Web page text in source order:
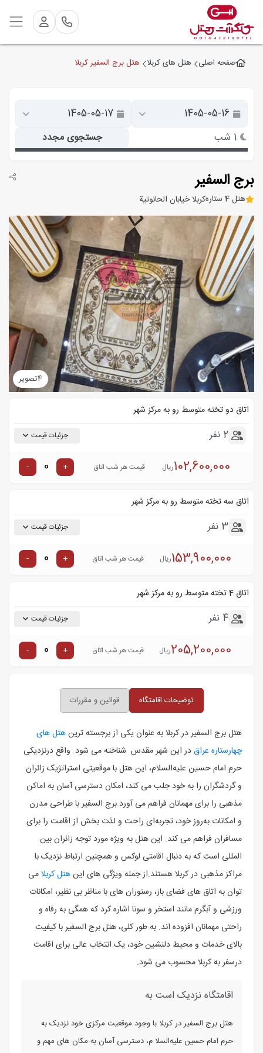
صفحه اصلی هتل های کربلا هتل برج السفیر کربلا
برج السفیر
هتل 4 ستاره کربلا خیابان الحانوتية
4تصویر
اتاق دو تخته متوسط رو به مرکز شهر
2 نفر جزئیات قیمت
102,600,000ریال قیمت هر شب اتاق +
-
اتاق سه تخته متوسط رو به مرکز شهر
3 نفر جزئیات قیمت
153,900,000ریال قیمت هر شب اتاق +
-
اتاق 4 تخته متوسط رو به مرکز شهر
4 نفر جزئیات قیمت
205,200,000ریال قیمت هر شب اتاق +
-
توضیحات اقامتگاه قوانین و مقررات
هتل برج السفیر در کربلا به عنوان یکی از برجسته‌ ترینهتل های
چهارستاره عراق در این شهر مقدس شناخته می‌ شود. واقع درنزدیکی
حرم امام حسین علیه‌السلام، این هتل با موقعیتی استراتژیک زائران
و گردشگران را به خود جلب می‌ کند، امکان دسترسی آسان به اماکن
مذهبی را برای مهمانان فراهم می‌ آورد.برج السفیر با طراحی مدرن
و امکانات به‌روز خود، تجربه‌ای راحت و لذت‌ بخش از اقامت را برای
مسافران فراهم می‌ کند. این هتل به ویژه مورد توجه زائران بین‌
المللی است که به دنبال اقامتی لوکس و همچنین ارتباط نزدیک با
مراکز مذهبی در کربلا هستند.از جمله ویژگی‌ های اینهتل کربلامی‌
توان به اتاق‌ های فضای باز، رستوران‌ های با مناظر بی‌ نظیر، امکانات
ورزشی و آبگرم مانند استخر و سونا اشاره کرد که همگی به رفاه و
راحتی مهمانان افزوده‌ اند. به‌ طور کلی، هتل برج السفیر با کیفیت
بالای خدمات و محیط دلنشین خود، یک انتخاب عالی برای اقامت
درسفر به کربلا محسوب می‌ شود.
اقامتگاه نزدیک است به
هتل برج السفیر در کربلا با وجود موقعیت مرکزی خود نزدیک به
حرم امام حسین علیه‌السلا م، دسترسی آسان به مکان‌ های مهم و
1 شب جستجوی مجدد